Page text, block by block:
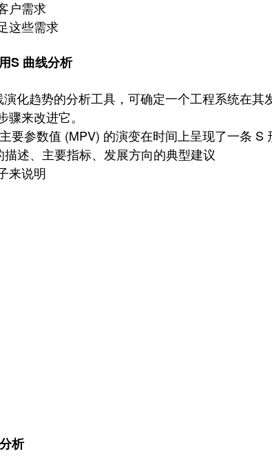
户需求
这些需求
S 曲线分析
化趋势的分析工具，可确定一个工程系统在其
来改进它。
要参数值 (MPV) 的演变在时间上呈现了一条 S
述、主要指标、发展方向的典型建议
来说明
析